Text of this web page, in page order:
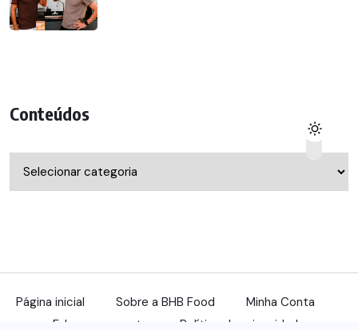
Conteúdos
Página inicial Sobre a BHB Food
Minha Conta
Fale com a gente
Política de privacidade